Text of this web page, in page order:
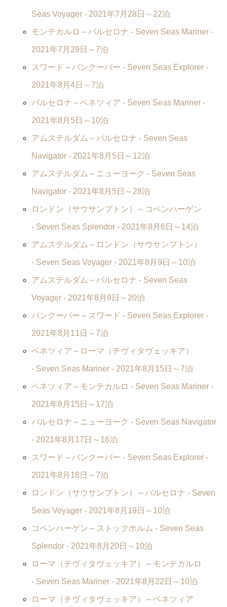
Seas Voyager- 2021年7月28日～22泊
モンテカルロ～バルセロナ - Seven Seas Mariner-
2021年7月29日～7泊
スワード～バンクーバー - Seven Seas Explorer-
2021年8月4日～7泊
バルセロナ～ベネツィア - Seven Seas Mariner-
2021年8月5日～10泊
アムステルダム～バルセロナ - Seven Seas
Navigator- 2021年8月5日～12泊
アムステルダム～ニューヨーク - Seven Seas
Navigator- 2021年8月5日～28泊
ロンドン（サウサンプトン）～コペンハーゲン
- Seven Seas Splendor- 2021年8月6日～14泊
アムステルダム～ロンドン（サウサンプトン）
- Seven Seas Voyager- 2021年8月9日～10泊
アムステルダム～バルセロナ - Seven Seas
Voyager- 2021年8月9日～20泊
バンクーバー～スワード - Seven Seas Explorer-
2021年8月11日～7泊
ベネツィア～ローマ（チヴィタヴェッキア）
- Seven Seas Mariner- 2021年8月15日～7泊
ベネツィア～モンテカルロ - Seven Seas Mariner-
2021年8月15日～17泊
バルセロナ～ニューヨーク - Seven Seas Navigator
- 2021年8月17日～16泊
スワード～バンクーバー - Seven Seas Explorer-
2021年8月18日～7泊
ロンドン（サウサンプトン）～バルセロナ - Seven
Seas Voyager- 2021年8月19日～10泊
コペンハーゲン～ストックホルム - Seven Seas
Splendor- 2021年8月20日～10泊
ローマ（チヴィタヴェッキア）～モンテカルロ
- Seven Seas Mariner- 2021年8月22日～10泊
ローマ（チヴィタヴェッキア）～ベネツィア